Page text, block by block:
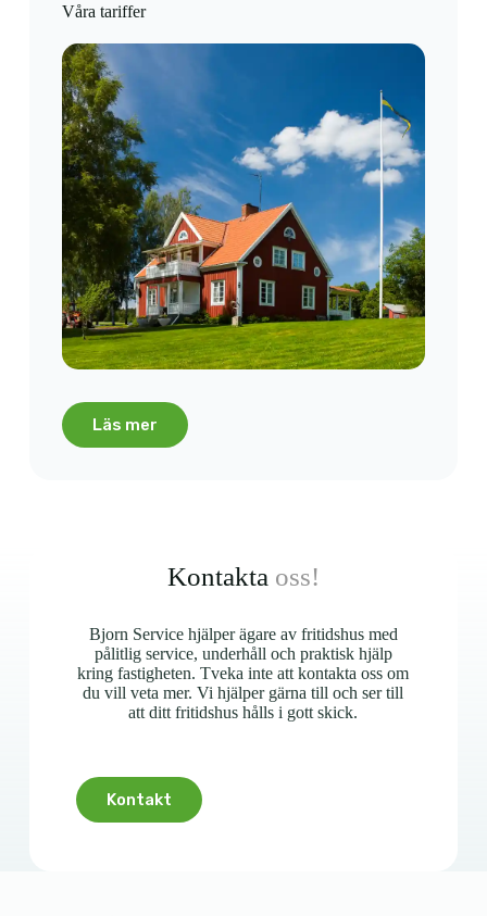
Våra tariffer
Läs mer
Kontakta oss!
Bjorn Service hjälper ägare av fritidshus med
pålitlig service, underhåll och praktisk hjälp
kring fastigheten. Tveka inte att kontakta oss om
du vill veta mer. Vi hjälper gärna till och ser till
att ditt fritidshus hålls i gott skick.
Kontakt